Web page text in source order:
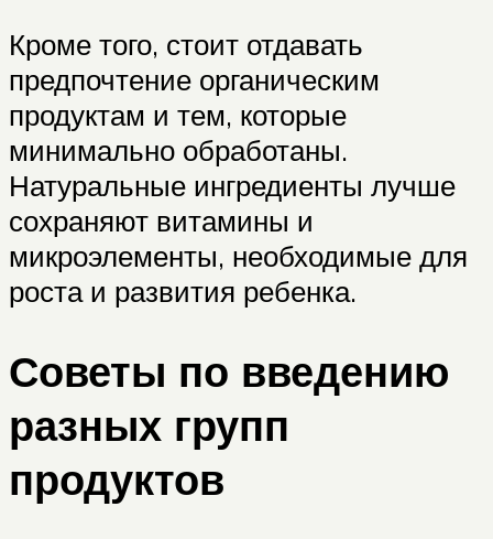
Кроме того, стоит отдавать
предпочтение органическим
продуктам и тем, которые
минимально обработаны.
Натуральные ингредиенты лучше
сохраняют витамины и
микроэлементы, необходимые для
роста и развития ребенка.
Советы по введению
разных групп
продуктов